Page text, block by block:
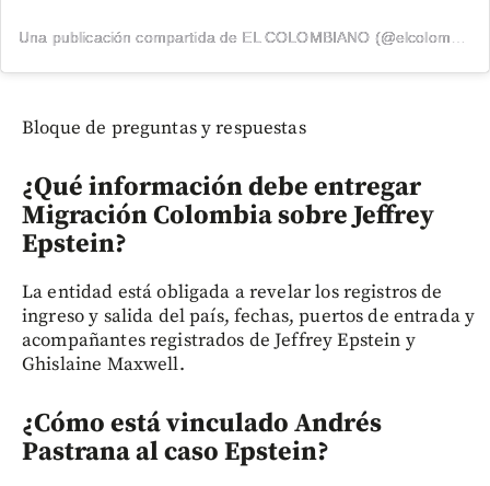
Bloque de preguntas y respuestas
¿Qué información debe entregar
Migración Colombia sobre Jeffrey
Epstein?
La entidad está obligada a revelar los registros de
ingreso y salida del país, fechas, puertos de entrada y
acompañantes registrados de Jeffrey Epstein y
Ghislaine Maxwell.
¿Cómo está vinculado Andrés
Pastrana al caso Epstein?